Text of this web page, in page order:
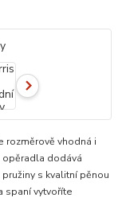
rozměrově vhodná i
dodává
s kvalitní pěnou
spaní vytvoříte